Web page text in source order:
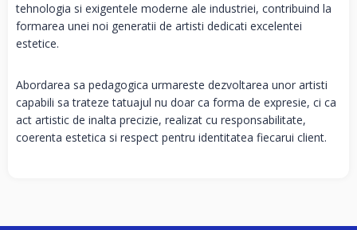
tehnologia si exigentele moderne ale industriei, contribuind la
formarea unei noi generatii de artisti dedicati excelentei
estetice.
Abordarea sa pedagogica urmareste dezvoltarea unor artisti
capabili sa trateze tatuajul nu doar ca forma de expresie, ci ca
act artistic de inalta precizie, realizat cu responsabilitate,
coerenta estetica si respect pentru identitatea fiecarui client.